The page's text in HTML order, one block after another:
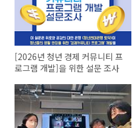
[2026년 청년 경제 커뮤니티 프
로그램 개발]을 위한 설문 조사